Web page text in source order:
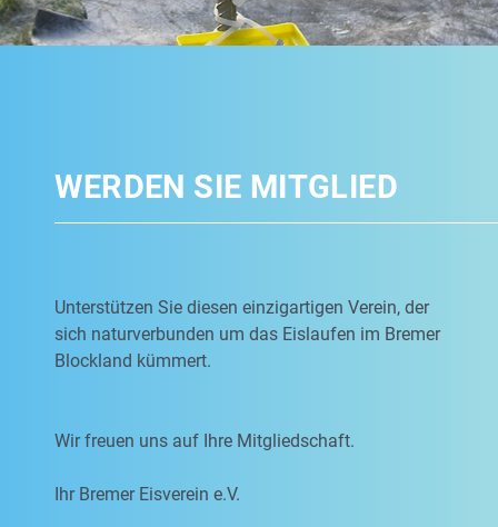
WERDEN SIE MITGLIED
Unterstützen Sie diesen einzigartigen Verein, der
sich naturverbunden um das Eislaufen im Bremer
Blockland kümmert.
Wir freuen uns auf Ihre Mitgliedschaft.
Ihr Bremer Eisverein e.V.